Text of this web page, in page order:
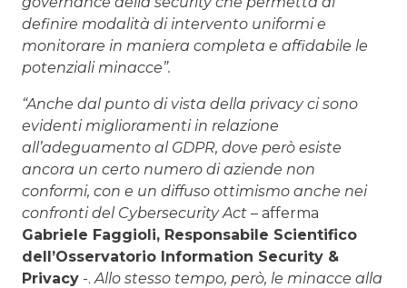
definire modalità di intervento uniformi e
monitorare in maniera completa e affidabile le
potenziali minacce”.
“Anche dal punto di vista della privacy ci sono
evidenti miglioramenti in relazione
all’adeguamento al GDPR, dove però esiste
ancora un certo numero di aziende non
conformi, con e un diffuso ottimismo anche nei
confronti del Cybersecurity Act – afferma
Gabriele Faggioli, Responsabile Scientifico
dell’Osservatorio Information Security &
Privacy -. Allo stesso tempo, però, le minacce alla